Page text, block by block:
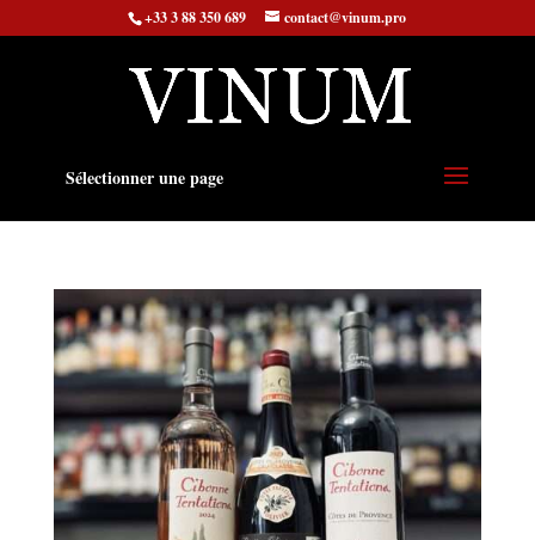
+33 3 88 350 689 contact@vinum.pro
Sélectionner une page